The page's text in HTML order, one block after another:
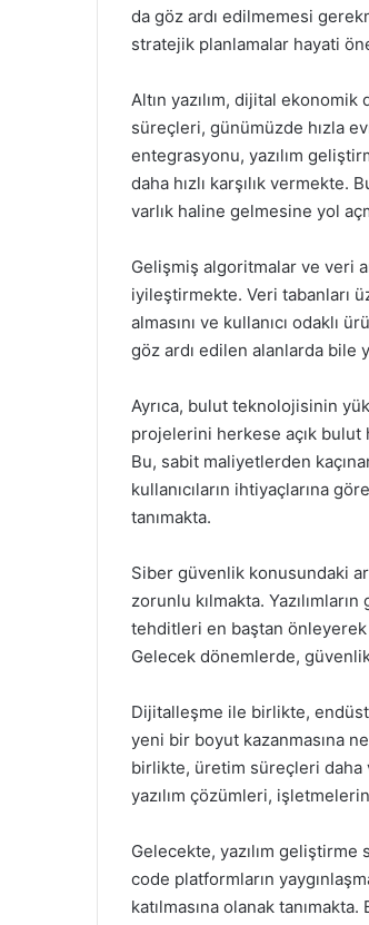
da göz ardı edilmemesi
stratejik planlamalar hayati
Altın yazılım, dijital
süreçleri, günümüzde hızla
entegrasyonu, yazılım
daha hızlı karşılık vermekte.
varlık haline gelmesine yol
Gelişmiş algoritmalar ve veri
iyileştirmekte. Veri tabanları
almasını ve kullanıcı odaklı
göz ardı edilen alanlarda bile
Ayrıca, bulut teknolojisinin
projelerini herkese açık
Bu, sabit maliyetlerden
kullanıcıların ihtiyaçlarına
tanımakta.
Siber güvenlik konusundaki
zorunlu kılmakta.
tehditleri en baştan önleyerek
Gelecek dönemlerde,
Dijitalleşme ile birlikte,
yeni bir boyut kazanmasına
birlikte, üretim süreçleri daha
yazılım çözümleri,
Gelecekte, yazılım
code platformların
katılmasına olanak